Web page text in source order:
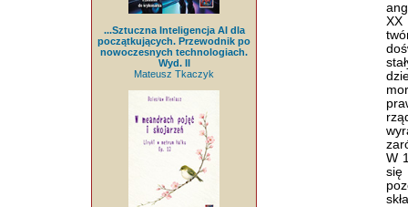
...Sztuczna Inteligencja AI dla
początkujących. Przewodnik po
nowoczesnych technologiach.
Wyd. II
Mateusz Tkaczyk
XX
W
się